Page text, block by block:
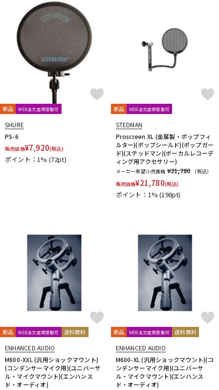
新品 WEB注文店頭受取可
SHURE
PS-6
販売価格¥7,920(税込)
ポイント：1% (72pt)
新品 WEB注文店頭受取可
STEDMAN
Proscreen XL (金属製・ポップフィ
ルター)(ポップシールド)(ポップガー
ド)(ステッドマン)(ボーカルレコーデ
ィング用アクセサリー)
メーカー希望小売価格 ¥21,780
（税込）
販売価格¥21,780(税込)
ポイント：1%(198pt)
新品 WEB注文店頭受取可 送料無料
ENHANCED AUDIO
M600-XXL (汎用ショックマウント)
(コンデンサーマイク用)(ユニバーサ
ル・マイクマウント)(エンハンス
ド・オーディオ)
新品 WEB注文店頭受取可 送料無料
ENHANCED AUDIO
M600-XL (汎用ショックマウント)(コ
ンデンサーマイク用)(ユニバーサ
ル・マイクマウント)(エンハンス
ド・オーディオ)